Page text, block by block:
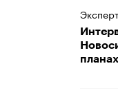
планах